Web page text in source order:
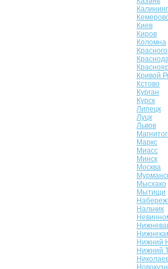
Киев
Киров
Коломна
Кривой
Кстово
Курган
Курск
Липецк
Луцк
Львов
Маркс
Миасс
Минск
Москва
Мысхако
Мытищи
Нальчик
Нижний
Нижний